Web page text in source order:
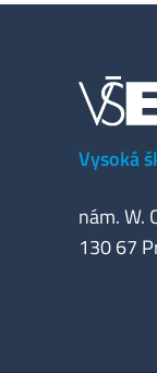
Vysoká
nám. W.
130 67